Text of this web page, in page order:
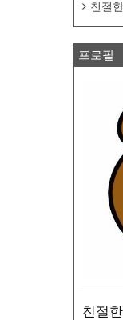
친절
프로필
친절